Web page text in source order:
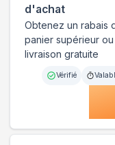
d'achat
Obtenez un rabais
panier supérieur
livraison gratuite
Vérifié